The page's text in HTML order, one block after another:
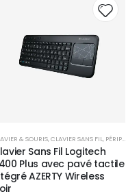
Add
& SOURIS,CLAVIER SANS FIL , PÉRIPHÉRIQUES
Sans Fil Logitech
Plus avec pavé tactile
AZERTY Wireless